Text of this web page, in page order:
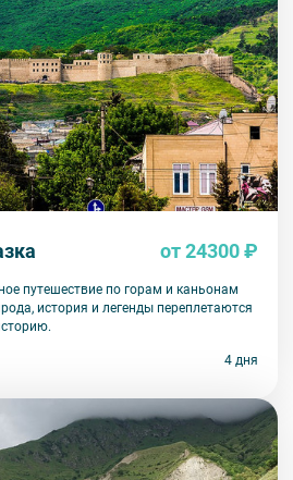
от 24300 ₽
путешествие по горам и каньонам
история и легенды переплетаются
4 дня